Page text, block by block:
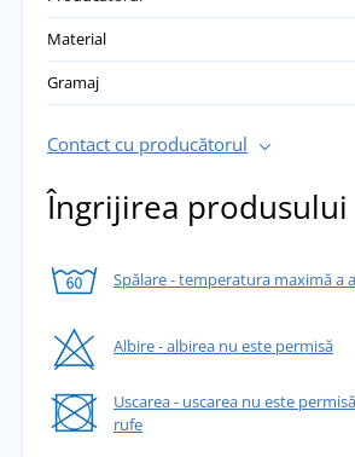
Material
Gramaj
Contact cu producătorul
Îngrijirea produsului
Spălare - temperatura maximă a
Albire - albirea nu este permisă
Uscarea - uscarea nu este
rufe